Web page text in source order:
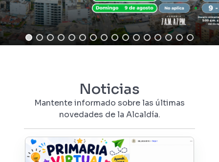
Noticias
Mantente informado sobre las últimas
novedades de la Alcaldía.